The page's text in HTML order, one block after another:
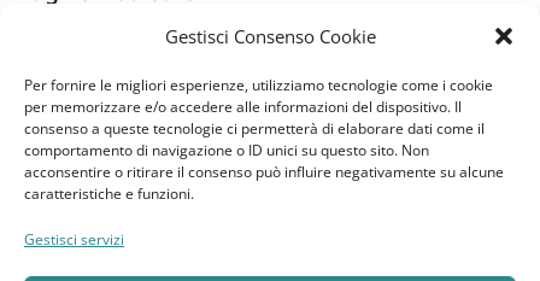
Gestisci Consenso Cookie
Per fornire le migliori esperienze, utilizziamo tecnologie come i cookie
per memorizzare e/o accedere alle informazioni del dispositivo. Il
consenso a queste tecnologie ci permetterà di elaborare dati come il
comportamento di navigazione o ID unici su questo sito. Non
acconsentire o ritirare il consenso può influire negativamente su alcune
caratteristiche e funzioni.
Gestisci servizi
Raffrescatori Evaporativi Industriali
CLIENTE
Bacheca cliente
Ordini